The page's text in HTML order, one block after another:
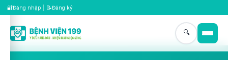
🔐Đăng nhập 📝Đăng ký
🔍